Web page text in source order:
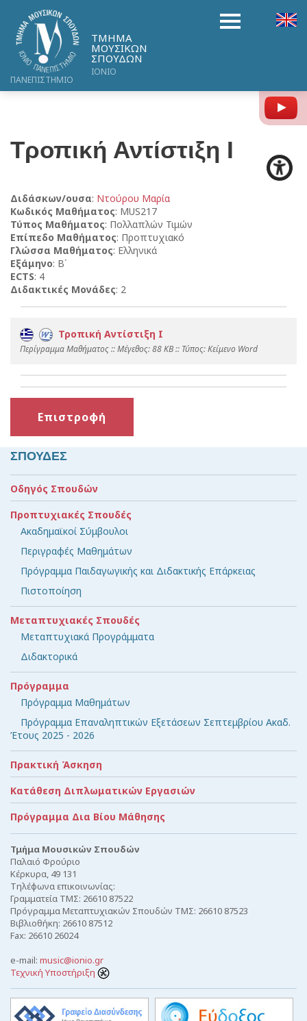
ΤΜΗΜΑ
ΜΟΥΣΙΚΩΝ
ΣΠΟΥΔΩΝ
ΙΟΝΙΟ
ΠΑΝΕΠΙΣΤΗΜΙΟ
Τροπική Αντίστιξη Ι
Διδάσκων/ουσα: Ντούρου Μαρία
Κωδικός Μαθήματος: MUS217
Τύπος Μαθήματος: Πολλαπλών Τιμών
Επίπεδο Μαθήματος: Προπτυχιακό
Γλώσσα Μαθήματος: Ελληνικά
Εξάμηνο: Β΄
ECTS: 4
Διδακτικές Μονάδες: 2
Τροπική Αντίστιξη Ι
Περίγραμμα Μαθήματος :: Mέγεθος: 88 KB :: Τύπος: Kείμενο Word
Επιστροφή
ΣΠΟΥΔΕΣ
Οδηγός Σπουδών
Προπτυχιακές Σπουδές
Ακαδημαϊκοί Σύμβουλοι
Περιγραφές Μαθημάτων
Πρόγραμμα Παιδαγωγικής και Διδακτικής Επάρκειας
Πιστοποίηση
Μεταπτυχιακές Σπουδές
Μεταπτυχιακά Προγράμματα
Διδακτορικά
Πρόγραμμα
Πρόγραμμα Μαθημάτων
Πρόγραμμα Επαναληπτικών Εξετάσεων Σεπτεμβρίου Ακαδ.
Έτους 2025 - 2026
Πρακτική Άσκηση
Κατάθεση Διπλωματικών Εργασιών
Πρόγραμμα Δια Βίου Μάθησης
Τμήμα Μουσικών Σπουδών
Παλαιό Φρούριο
Κέρκυρα, 49 131
Τηλέφωνα επικοινωνίας:
Γραμματεία ΤΜΣ: 26610 87522
Πρόγραμμα Μεταπτυχιακών Σπουδών ΤΜΣ: 26610 87523
Βιβλιοθήκη: 26610 87512
Fax: 26610 26024
e-mail: music@ionio.gr
Τεχνική Υποστήριξη